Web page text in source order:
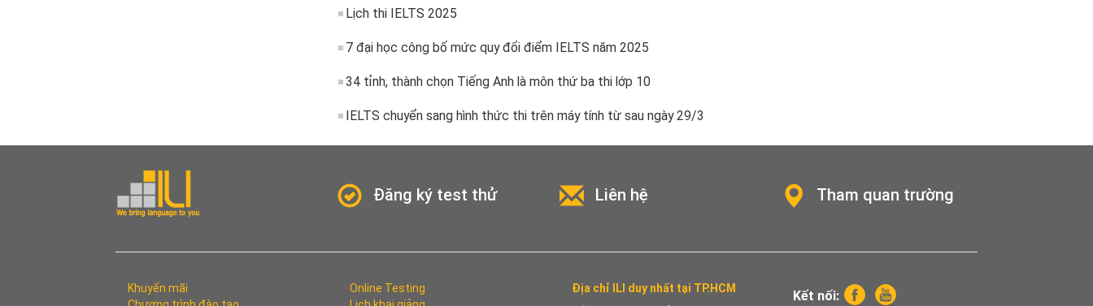
Lịch thi IELTS 2025
7 đại học công bố mức quy đổi điểm IELTS năm 2025
34 tỉnh, thành chọn Tiếng Anh là môn thứ ba thi lớp 10
IELTS chuyển sang hình thức thi trên máy tính từ sau ngày 29/3
Đăng ký test thử Liên hệ Tham quan trường
Khuyến mãi
Online Testing
Địa chỉ ILI duy nhất tại TP.HCM
Kết nối: